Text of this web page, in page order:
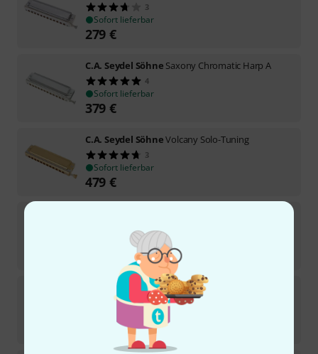
3
Sofort lieferbar
279 €
C.A. Seydel Söhne Saxony Chromatic Harp A
4
Sofort lieferbar
379 €
C.A. Seydel SöhneVolcany Solo-Tuning
3
Sofort lieferbar
479 €
Sofort lieferbar
C.A. Seydel SöhneNonslider Chromatic Solo Bb
1
Sofort lieferbar